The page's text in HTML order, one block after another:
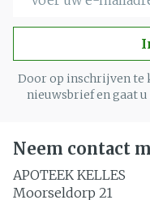
Door op inschrijven te
nieuwsbrief en gaat
Neem contact
APOTEEK KELLES
Moorseldorp 21